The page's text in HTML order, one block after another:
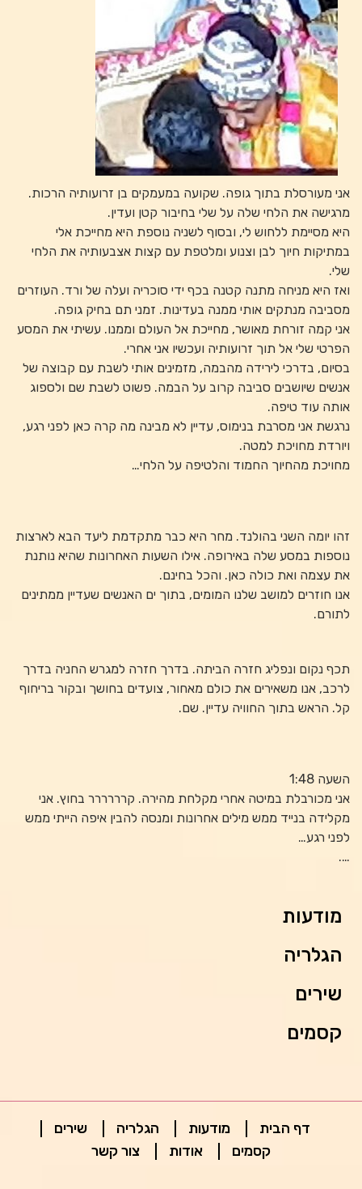
אני מעורסלת בתוך גופה. שקועה במעמקים בן זרועותיה הרכות.
מרגישה את הלחי שלה על שלי בחיבור קטן ועדין.
היא מסיימת ללחוש לי, ובסוף לשניה נוספת היא מחייכת אלי
במתיקות חיוך לבן וצנוע ומלטפת עם קצות אצבעותיה את הלחי
שלי.
ואז היא מניחה מתנה קטנה בכף ידי סוכריה ועלה של ורד. העוזרים
מסביבה מנתקים אותי ממנה בעדינות. זמני תם בחיק גופה.
אני קמה זורחת מאושר, מחייכת אל העולם וממנו. עשיתי את המסע
הפרטי שלי אל תוך זרועותיה ועכשיו אני אחרי.
בסיום, בדרכי לירידה מהבמה, מזמינים אותי לשבת עם קבוצה של
אנשים שיושבים סביבה קרוב על הבמה. פשוט לשבת שם ולספוג
אותה עוד טיפה.
נרגשת אני מסרבת בנימוס, עדיין לא מבינה מה קרה כאן לפני רגע,
ויורדת מחויכת למטה.
מחויכת מהחיוך החמוד והלטיפה על הלחי…
זהו יומה השני בהולנד. מחר היא כבר מתקדמת ליעד הבא לארצות
נוספות במסע שלה באירופה. אילו השעות האחרונות שהיא נותנת
את עצמה ואת כולה כאן. והכל בחינם.
אנו חוזרים למושב שלנו המומים, בתוך ים האנשים שעדיין ממתינים
לתורם.
תכף נקום ונפליג חזרה הביתה. בדרך חזרה למגרש החניה בדרך
לרכב, אנו משאירים את כולם מאחור, צועדים בחושך ובקור בריחוף
קל. הראש בתוך החוויה עדיין. שם.
השעה 1:48
אני מכורבלת במיטה אחרי מקלחת מהירה. קרררררר בחוץ. אני
מקלידה בנייד ממש מילים אחרונות ומנסה להבין איפה הייתי ממש
לפני רגע…
….
מודעות
הגלריה
שירים
קסמים
דף הבית מודעות הגלריה
שירים
קסמים
אודות צור קשר